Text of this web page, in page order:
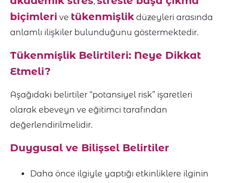
biçimleri ve tükenmişlik düzeyleri arasında
anlamlı ilişkiler bulunduğunu göstermektedir.
Tükenmişlik Belirtileri: Neye Dikkat
Etmeli?
Aşağıdaki belirtiler “potansiyel risk” işaretleri
olarak ebeveyn ve eğitimci tarafından
değerlendirilmelidir.
Duygusal ve Bilişsel Belirtiler
Daha önce ilgiyle yaptığı etkinliklere ilginin